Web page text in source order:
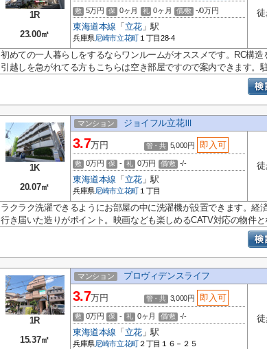
1R
23.00㎡
敷 5万円 保 0ヶ月 礼 0ヶ月 償/敷 -/0万円
東海道本線 「 立花」駅
兵庫県尼崎市立花町 １丁目28-4
徒
初めての一人暮らしをするならワンルームがオススメです。RC構
引越しを急がれてる方もこちらは空き部屋ですので案内できます。
1K
20.07㎡
マンション ジョイフル立花Ⅲ
3.7万円 管・共 5,000円 即入可
敷 0万円 保 - 礼 0万円 償/敷 -/-
東海道本線 「 立花」駅
兵庫県尼崎市立花町 １丁目
徒
ラクラク洗濯できるようにお部屋の中に洗濯機が設置できます。経
行き届いた造りがポイント。映画なども楽しめるCATV対応の物件
1R
15.37㎡
マンション プロヴィデンスライフ
3.7万円 管・共 3,000円 即入可
敷 0万円 保 - 礼 0ヶ月 償/敷 -/-
東海道本線 「 立花」駅
兵庫県尼崎市立花町 ２丁目１６－２５
徒